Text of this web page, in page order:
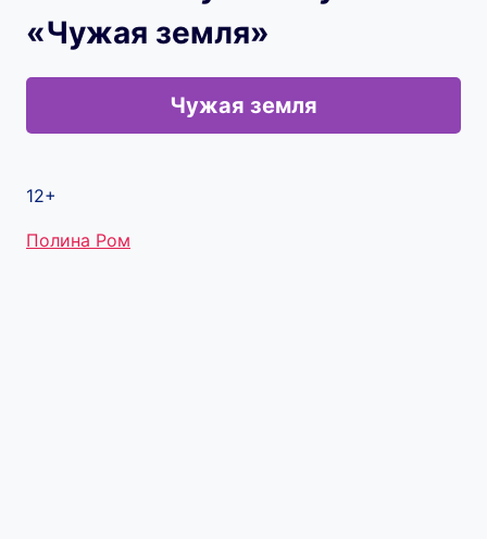
«Чужая земля»
Чужая земля
12+
Метки
Полина Ром